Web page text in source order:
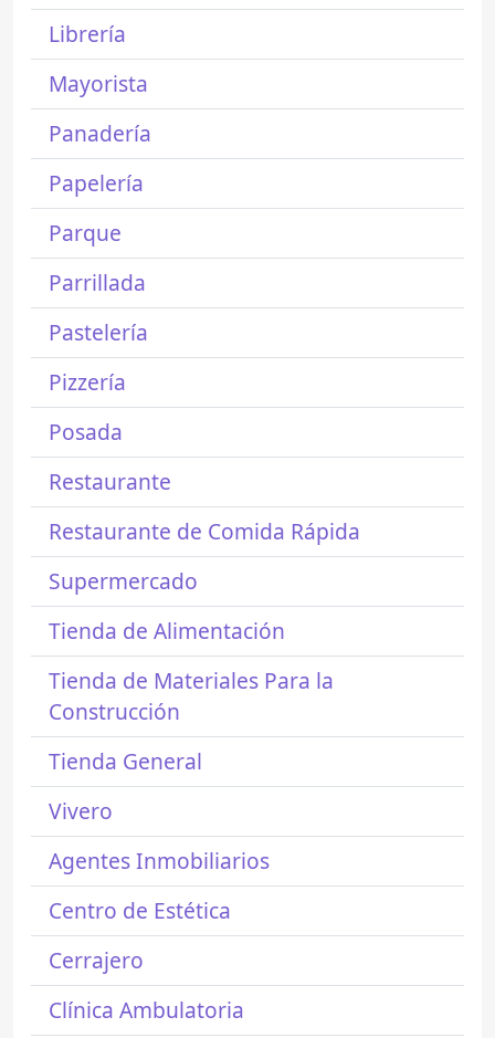
Librería
Mayorista
Panadería
Papelería
Parque
Parrillada
Pastelería
Pizzería
Posada
Restaurante
Restaurante de Comida Rápida
Supermercado
Tienda de Alimentación
Tienda de Materiales Para la
Construcción
Tienda General
Vivero
Agentes Inmobiliarios
Centro de Estética
Cerrajero
Clínica Ambulatoria